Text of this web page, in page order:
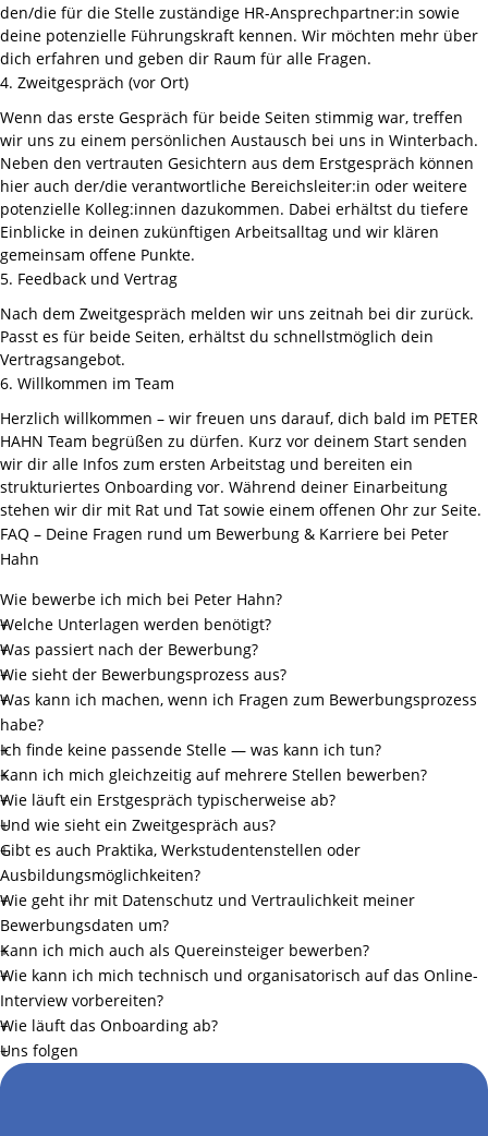
den/die für die Stelle zuständige HR-Ansprechpartner:in sowie
deine potenzielle Führungskraft kennen. Wir möchten mehr über
dich erfahren und geben dir Raum für alle Fragen.
4. Zweitgespräch (vor Ort)
Wenn das erste Gespräch für beide Seiten stimmig war, treffen
wir uns zu einem persönlichen Austausch bei uns in Winterbach.
Neben den vertrauten Gesichtern aus dem Erstgespräch können
hier auch der/die verantwortliche Bereichsleiter:in oder weitere
potenzielle Kolleg:innen dazukommen. Dabei erhältst du tiefere
Einblicke in deinen zukünftigen Arbeitsalltag und wir klären
gemeinsam offene Punkte.
5. Feedback und Vertrag
Nach dem Zweitgespräch melden wir uns zeitnah bei dir zurück.
Passt es für beide Seiten, erhältst du schnellstmöglich dein
Vertragsangebot.
6. Willkommen im Team
Herzlich willkommen – wir freuen uns darauf, dich bald im PETER
HAHN Team begrüßen zu dürfen. Kurz vor deinem Start senden
wir dir alle Infos zum ersten Arbeitstag und bereiten ein
strukturiertes Onboarding vor. Während deiner Einarbeitung
stehen wir dir mit Rat und Tat sowie einem offenen Ohr zur Seite.
FAQ – Deine Fragen rund um Bewerbung & Karriere bei Peter
Hahn
Wie bewerbe ich mich bei Peter Hahn?
Welche Unterlagen werden benötigt?
Was passiert nach der Bewerbung?
Wie sieht der Bewerbungsprozess aus?
Was kann ich machen, wenn ich Fragen zum Bewerbungsprozess
habe?
Ich finde keine passende Stelle — was kann ich tun?
Kann ich mich gleichzeitig auf mehrere Stellen bewerben?
Wie läuft ein Erstgespräch typischerweise ab?
Und wie sieht ein Zweitgespräch aus?
Gibt es auch Praktika, Werkstudentenstellen oder
Ausbildungsmöglichkeiten?
Wie geht ihr mit Datenschutz und Vertraulichkeit meiner
Bewerbungsdaten um?
Kann ich mich auch als Quereinsteiger bewerben?
Wie kann ich mich technisch und organisatorisch auf das Online-
Interview vorbereiten?
Wie läuft das Onboarding ab?
Uns folgen